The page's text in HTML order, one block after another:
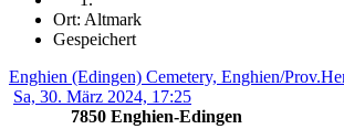
Ort: Altmark
Gespeichert
Enghien (Edingen) Cemetery, Enghien/
Sa, 30. März 2024, 17:25
7850 Enghien-Edingen